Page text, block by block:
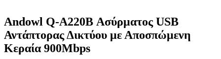
Andowl Q-A220B Ασύρματος USB
Αντάπτορας Δικτύου με Αποσπώμενη
Κεραία 900Mbps